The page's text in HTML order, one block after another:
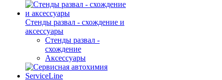
Стенды развал - схождение и
аксессуары
Стенды развал -
схождение
Аксессуары